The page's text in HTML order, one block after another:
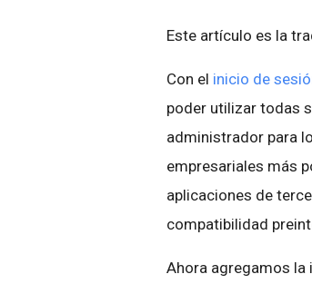
Este artículo es la
Con el inicio de
poder utilizar todas
administrador para
empresariales más
aplicaciones de
compatibilidad
Ahora agregamos la